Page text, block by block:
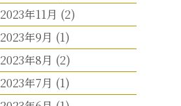
2023年11月 (2)
2023年9月 (1)
2023年8月 (2)
2023年7月 (1)